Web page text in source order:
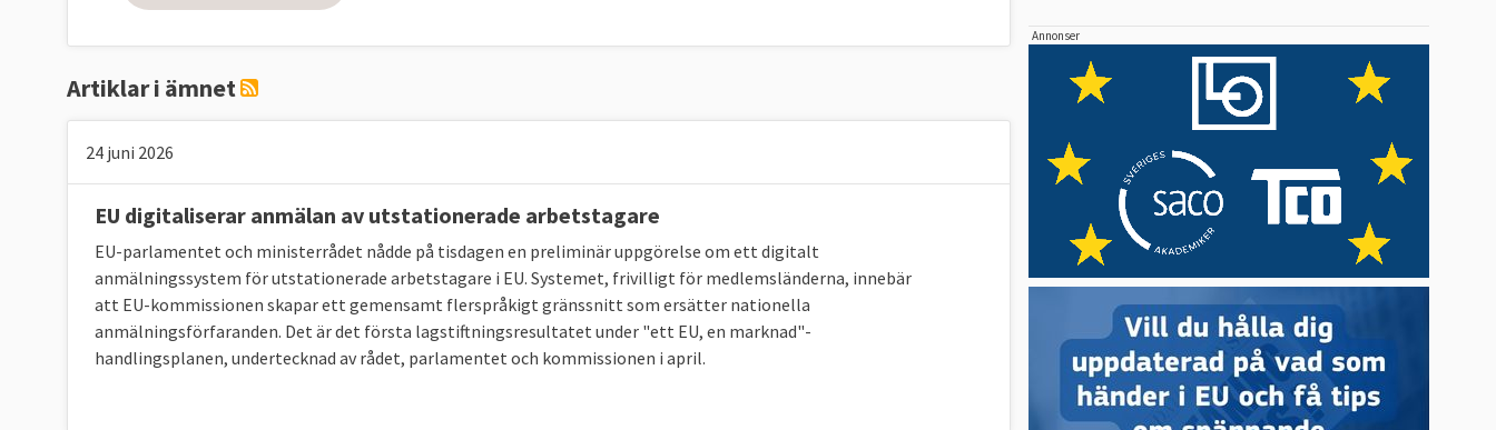
Artiklar i ämnet
24 juni 2026
EU digitaliserar anmälan av utstationerade arbetstagare
EU-parlamentet och ministerrådet nådde på tisdagen en preliminär uppgörelse om ett digitalt
anmälningssystem för utstationerade arbetstagare i EU. Systemet, frivilligt för medlemsländerna, innebär
att EU-kommissionen skapar ett gemensamt flerspråkigt gränssnitt som ersätter nationella
anmälningsförfaranden. Det är det första lagstiftningsresultatet under "ett EU, en marknad"-
handlingsplanen, undertecknad av rådet, parlamentet och kommissionen i april.
Annonser